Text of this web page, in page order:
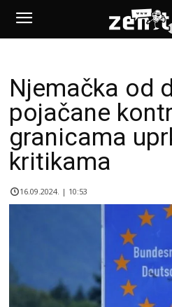
Njemačka od
pojačane
granicama
kritikama
16.09.2024. | 10:53